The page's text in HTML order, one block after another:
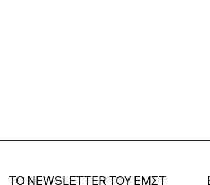
ΤΟ NEWSLETTER ΤΟΥ ΕΜΣΤ